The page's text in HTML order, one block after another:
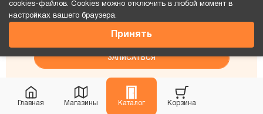
Главная Магазины Каталог Корзина
персональных данных
cookies-файлов. Cookies можно отключить в любой момент в
настройках вашего браузера.
Принять